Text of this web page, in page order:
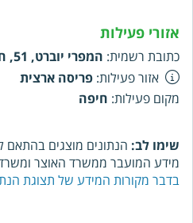
אזורי פעילות
כתובת רשמית: המפרי יוברט, 51, חיפה
אזור פעילות: פריסה ארצית
מקום פעילות: חיפה
שימו לב: הנתונים מוצגים
מידע המועבר ממשרד האוצר
בדבר מקורות המידע של תצוגת